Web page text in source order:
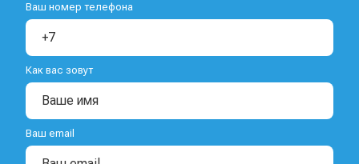
Ваш номер телефона
Как вас зовут
Ваш email